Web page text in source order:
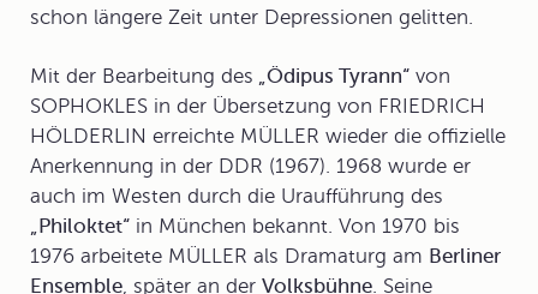
schon längere Zeit unter Depressionen gelitten.
Mit der Bearbeitung des „Ödipus Tyrann“ von
SOPHOKLES in der Übersetzung von FRIEDRICH
HÖLDERLIN erreichte MÜLLER wieder die offizielle
Anerkennung in der DDR (1967). 1968 wurde er
auch im Westen durch die Uraufführung des
„Philoktet“ in München bekannt. Von 1970 bis
1976 arbeitete MÜLLER als Dramaturg am Berliner
Ensemble, später an der Volksbühne. Seine